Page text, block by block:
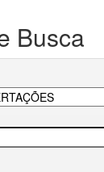
Busca